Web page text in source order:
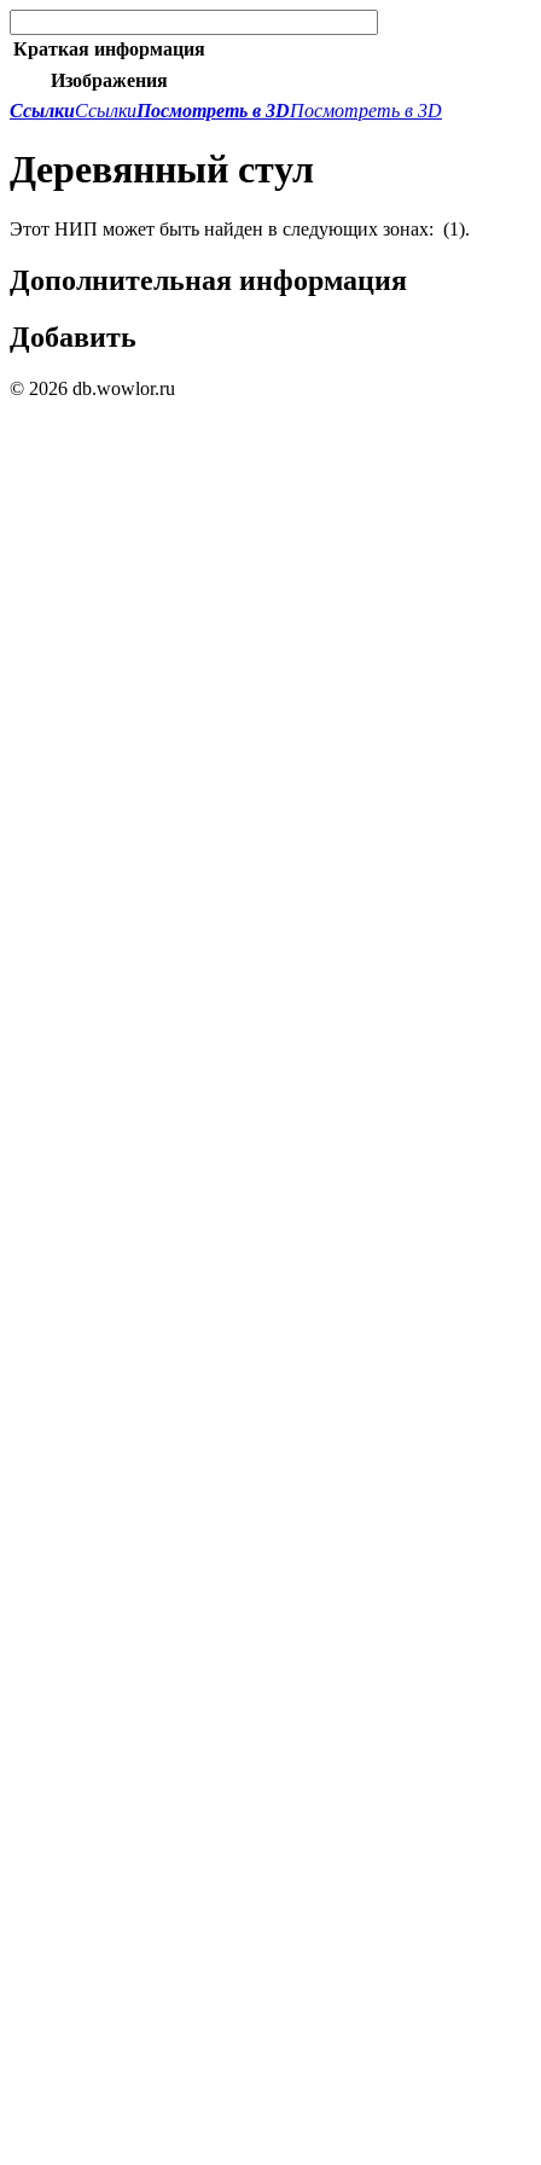
Краткая информация
Изображения
СсылкиСсылкиПосмотреть в 3DПосмотреть в 3D
Деревянный стул
Этот НИП может быть найден в следующих зонах: (1).
Дополнительная информация
Добавить
© 2026 db.wowlor.ru